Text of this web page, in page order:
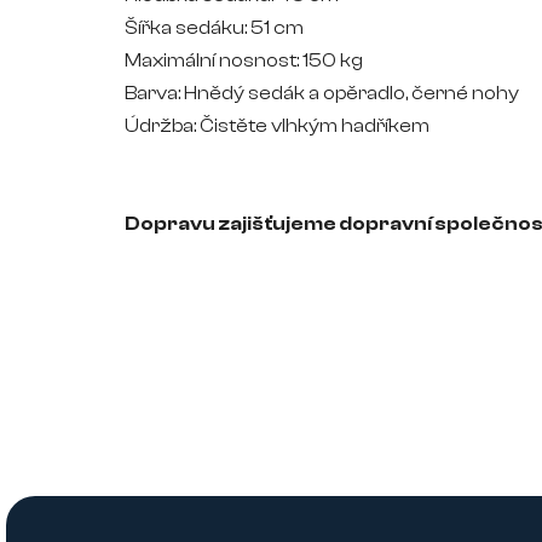
Šířka sedáku: 51 cm
Maximální nosnost: 150 kg
Barva: Hnědý sedák a opěradlo, černé nohy
Údržba: Čistěte vlhkým hadříkem
Dopravu zajišťujeme dopravní